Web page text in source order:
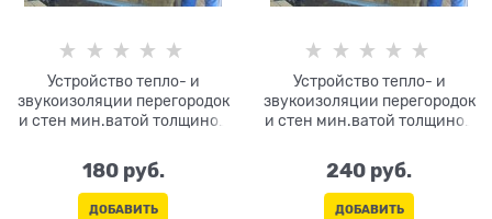
Устройство тепло- и
звукоизоляции перегородок
и стен мин.ватой толщиной
180 руб.
ДОБАВИТЬ
Устройство тепло- и
звукоизоляции перегородок
и стен мин.ватой толщиной
240 руб.
ДОБАВИТЬ